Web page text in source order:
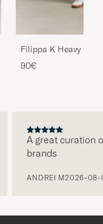
Filippa K Heavy
T-Shirt White
90€
A great curation
brands
ANDREI M2026-08-